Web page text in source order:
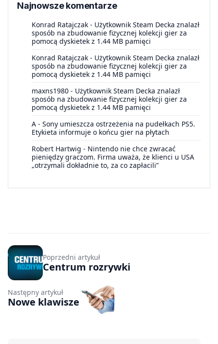
Najnowsze komentarze
Konrad Ratajczak - Użytkownik Steam Decka znalazł
sposób na zbudowanie fizycznej kolekcji gier za
pomocą dyskietek z 1.44 MB pamięci
Konrad Ratajczak - Użytkownik Steam Decka znalazł
sposób na zbudowanie fizycznej kolekcji gier za
pomocą dyskietek z 1.44 MB pamięci
maxns1980 - Użytkownik Steam Decka znalazł
sposób na zbudowanie fizycznej kolekcji gier za
pomocą dyskietek z 1.44 MB pamięci
A - Sony umieszcza ostrzeżenia na pudełkach PS5.
Etykieta informuje o końcu gier na płytach
Robert Hartwig - Nintendo nie chce zwracać
pieniędzy graczom. Firma uważa, że klienci u USA
„otrzymali dokładnie to, za co zapłacili”
Poprzedni artykuł
Centrum rozrywki
Następny artykuł
Nowe klawisze